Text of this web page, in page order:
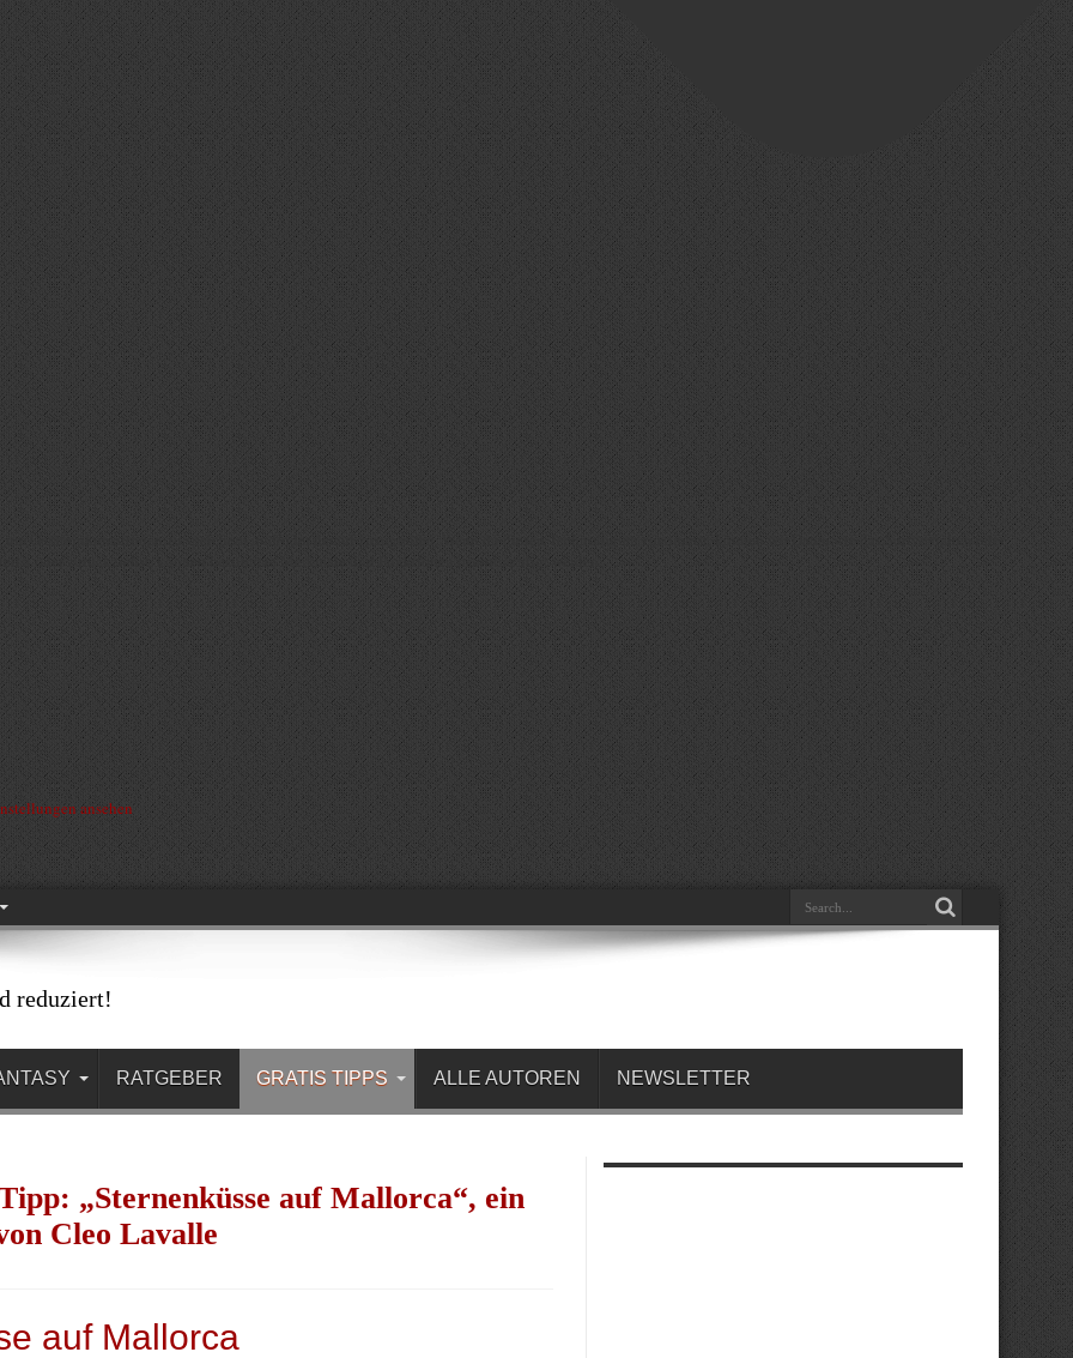
Geräteinformationen zu speichern und/oder darauf zuzugreifen. Wenn du diesen Technologien zustimmst, können wir Daten wie das Surfverhalten oder
oder zurückziehst, können bestimmte Merkmale und Funktionen beeinträchtigt werden.
ansehen
reduziert!
RATGEBER GRATIS TIPPS ALLE AUTOREN NEWSLETTER
„Sternenküsse auf Mallorca“, ein
Cleo Lavalle
auf Mallorca